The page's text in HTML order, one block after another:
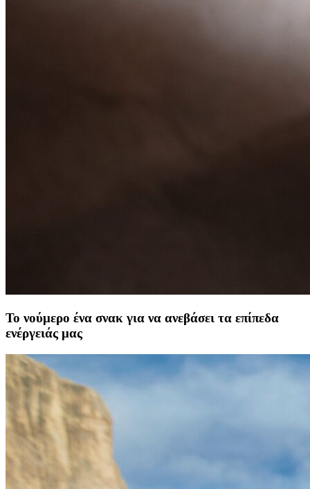
Το νούμερο ένα σνακ για να ανεβάσει τα επίπεδα
ενέργειάς μας